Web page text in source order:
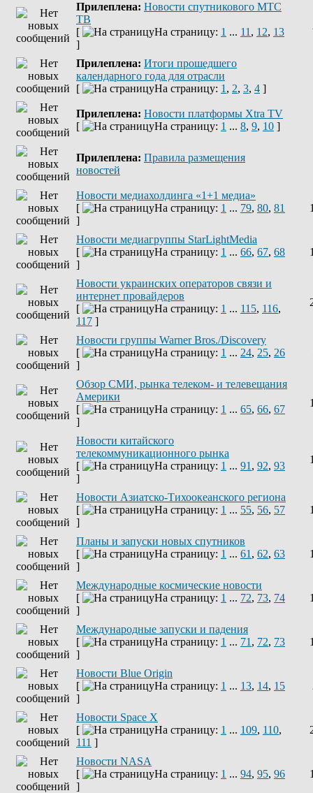
Прилеплена: Новости спутникового МТС
ТВ
[
На страницу: 1 ... 11 , 12, 13
]
Прилеплена: Итоги прошедшего
календарного года для отрасли
[
На страницу: 1 , 2, 3, 4 ]
Прилеплена: Новости платформы Xtra TV
[
На страницу: 1 ... 8, 9, 10 ]
Прилеплена: Правила размещения
новостей
Новости медиахолдинга «1+1 медиа»
[
На страницу: 1 ... 79, 80, 81
]
Новости медиагруппы StarLightMedia
[
На страницу: 1 ... 66, 67, 68
]
Новости украинских операторов связи и
интернет провайдеров
[
На страницу: 1 ... 115, 116,
117 ]
Новости группы Warner Bros./Discovery
[
На страницу: 1 ... 24, 25, 26
]
Обзор СМИ, рынка телеком- и телевещания
Америки
[
На страницу: 1 ... 65, 66, 67
]
Новости китайского
телекоммуникационного рынка
[
На страницу: 1 ... 91 , 92, 93
]
Новости Азиатско-Тихоокеанского региона
[
На страницу: 1 ... 55, 56, 57
]
Планы и запуски новых спутников
[
На страницу: 1 ... 61 , 62, 63
]
Международные космические новости
[
На страницу: 1 ... 72, 73, 74
]
Международные запуски и падения
[
На страницу: 1 ... 71 , 72, 73
]
Новости Blue Origin
[
На страницу: 1 ... 13, 14, 15
]
Новости Space X
[
На страницу: 1 ... 109, 110,
111 ]
Новости NASA
[
На страницу: 1 ... 94, 95, 96
]